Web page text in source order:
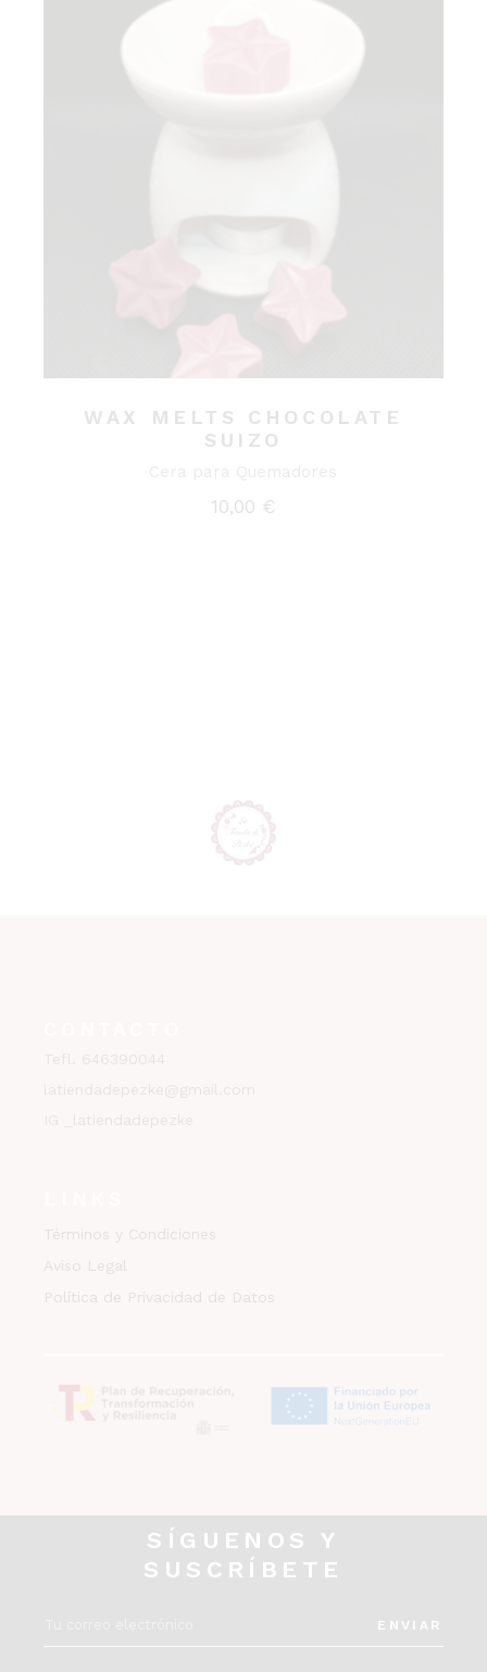
WAX MELTS CHOCOLATE
SUIZO
10,00 €
Tefl. 646390044
latiendadepezke@gmail.com
IG _latiendadepezke
Términos y Condiciones
Aviso Legal
Política de Privacidad de Datos
SÍGUENOS Y
SUSCRÍBETE
ENVIAR